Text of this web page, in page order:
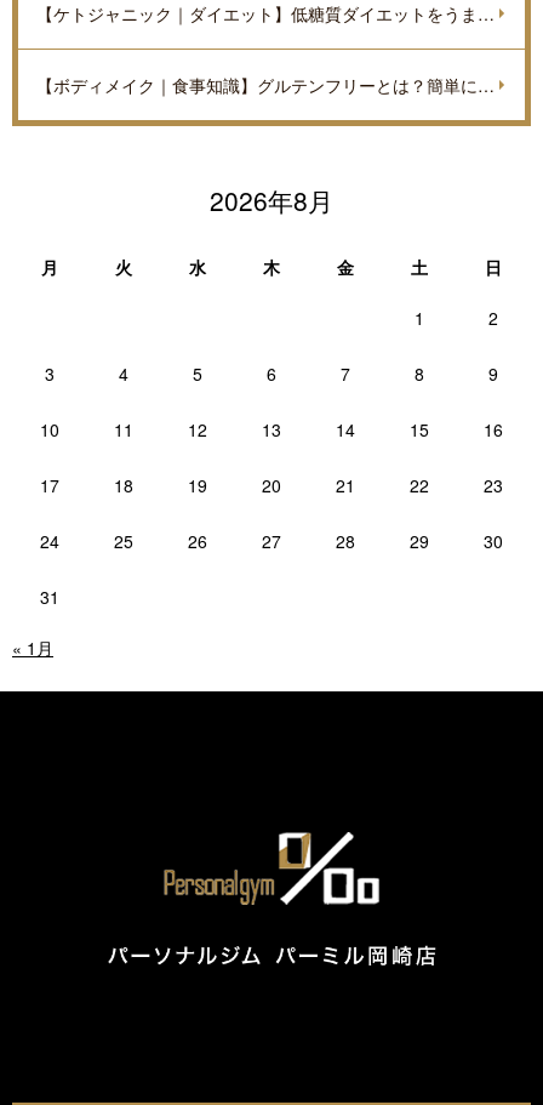
【ケトジャニック｜ダイエット】低糖質ダイエットをうまく進めていくポイントを解説
【ボディメイク｜食事知識】グルテンフリーとは？簡単に解説
2026年8月
月 火 水 木 金 土 日
1 2
3 4 5 6 7 8 9
10 11 12 13 14 15 16
17 18 19 20 21 22 23
24 25 26 27 28 29 30
31
« 1月